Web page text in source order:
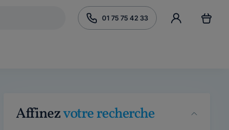
01 75 75 42 33
Affinezvotre recherche